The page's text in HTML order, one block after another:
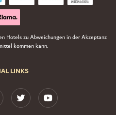
LINKS
Hotels zu Abweichungen in der Akzeptanz
kommen kann.